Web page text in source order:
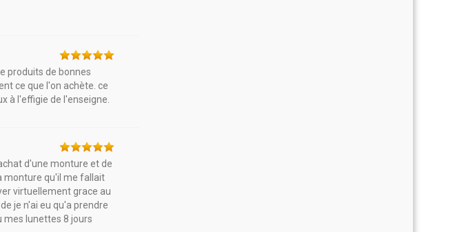
produits de bonnes
ce que l'on achète. ce
à l'effigie de l'enseigne.
d'une monture et de
monture qu'il me fallait
virtuellement grace au
je n'ai eu qu'a prendre
mes lunettes 8 jours